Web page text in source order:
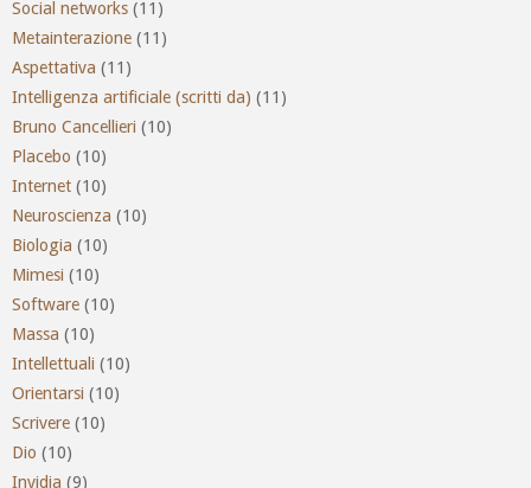
Social networks (11)
Metainterazione (11)
Aspettativa (11)
Intelligenza artificiale (scritti da) (11)
Bruno Cancellieri (10)
Placebo (10)
Internet (10)
Neuroscienza (10)
Biologia (10)
Mimesi (10)
Software (10)
Massa (10)
Intellettuali (10)
Orientarsi (10)
Scrivere (10)
Dio (10)
Invidia (9)